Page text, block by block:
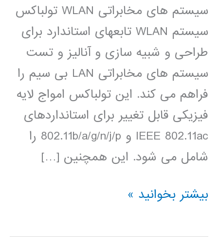
سیستم های مخابراتی WLAN تولباکس
سیستم WLAN تابعهای استاندارد برای
طراحی و شبیه سازی و آنالیز و تست
سیستم های مخابراتی LAN بی سیم را
فراهم می کند. این تولباکس امواج لایه
فیزیکی قابل تغییر برای استانداردهای
IEEE 802.11ac و 802.11b/a/g/n/j/p را
شامل می شود. این همچنین […]
آموزش
تولباکس
بیشتر بخوانید »